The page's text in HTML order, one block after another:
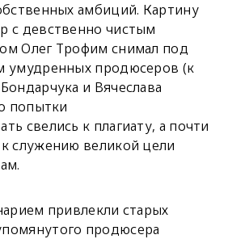
амбиций. Картину
с девственно чистым
Олег Трофим снимал под
умудренных продюсеров (к
и Вячеслава
попытки
свелись к плагиату, а почти
служению великой цели
привлекли старых
продюсера